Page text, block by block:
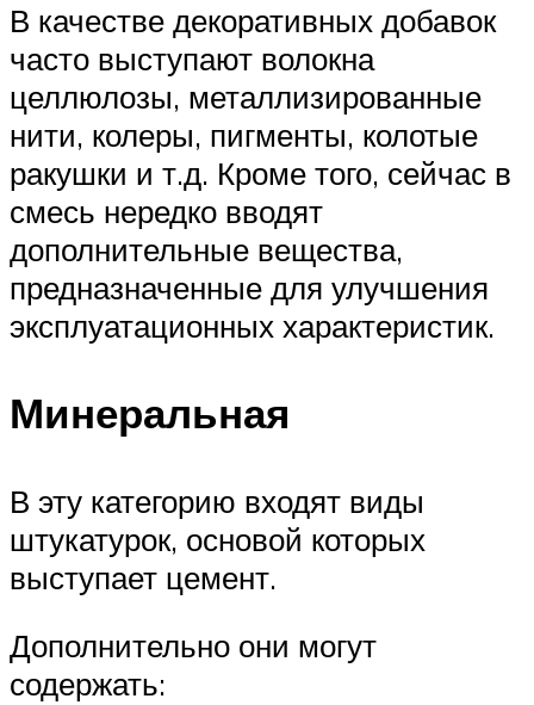
В качестве декоративных добавок
часто выступают волокна
целлюлозы, металлизированные
нити, колеры, пигменты, колотые
ракушки и т.д. Кроме того, сейчас в
смесь нередко вводят
дополнительные вещества,
предназначенные для улучшения
эксплуатационных характеристик.
Минеральная
В эту категорию входят виды
штукатурок, основой которых
выступает цемент.
Дополнительно они могут
содержать: